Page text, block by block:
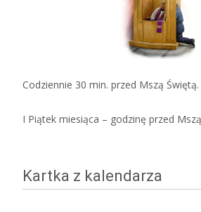
Codziennie 30 min. przed Mszą Świętą.
I Piątek miesiąca – godzinę przed
Kartka z kalendarza